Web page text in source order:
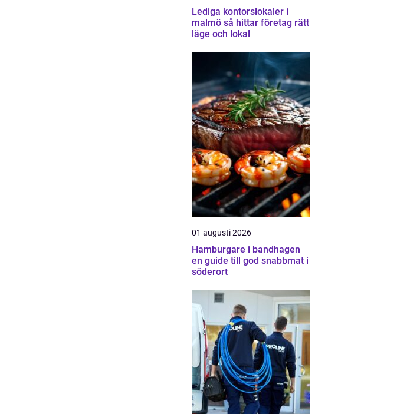
Lediga kontorslokaler i
malmö så hittar företag rätt
läge och lokal
01 augusti 2026
Hamburgare i bandhagen
en guide till god snabbmat i
söderort